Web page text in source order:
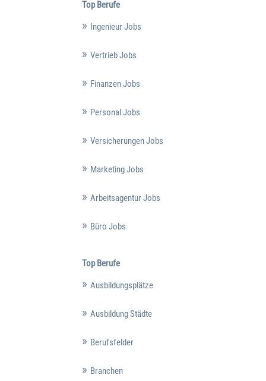
Top Berufe
Ingenieur Jobs
Vertrieb Jobs
Finanzen Jobs
Personal Jobs
Versicherungen Jobs
Marketing Jobs
Arbeitsagentur Jobs
Büro Jobs
Top Berufe
Ausbildungsplätze
Ausbildung Städte
Berufsfelder
Branchen